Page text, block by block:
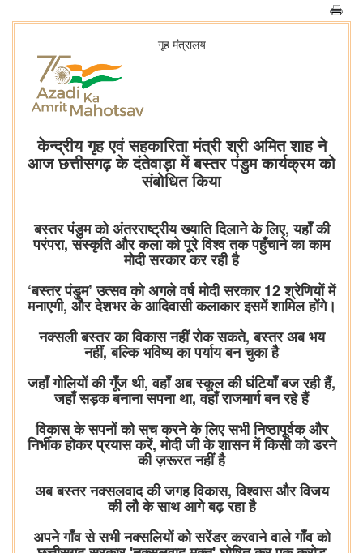
गृह मंत्रालय
केन्द्रीय गृह एवं सहकारिता मंत्री श्री अमित शाह ने
आज छत्तीसगढ़ के दंतेवाड़ा में बस्तर पंडुम कार्यक्रम को
संबोधित किया
बस्तर पंडुम को अंतरराष्ट्रीय ख्याति दिलाने के लिए, यहाँ की
परंपरा, संस्कृति और कला को पूरे विश्व तक पहुँचाने का काम
मोदी सरकार कर रही है
‘बस्तर पंडुम’ उत्सव को अगले वर्ष मोदी सरकार 12 श्रेणियों में
मनाएगी, और देशभर के आदिवासी कलाकार इसमें शामिल होंगे।
नक्सली बस्तर का विकास नहीं रोक सकते, बस्तर अब भय
नहीं, बल्कि भविष्य का पर्याय बन चुका है
जहाँ गोलियों की गूँज थी, वहाँ अब स्कूल की घंटियाँ बज रही हैं,
जहाँ सड़क बनाना सपना था, वहाँ राजमार्ग बन रहे हैं
विकास के सपनों को सच करने के लिए सभी निष्ठापूर्वक और
निर्भीक होकर प्रयास करें, मोदी जी के शासन में किसी को डरने
की ज़रूरत नहीं है
अब बस्तर नक्सलवाद की जगह विकास, विश्वास और विजय
की लौ के साथ आगे बढ़ रहा है
अपने गाँव से सभी नक्सलियों को सरेंडर करवाने वाले गाँव को